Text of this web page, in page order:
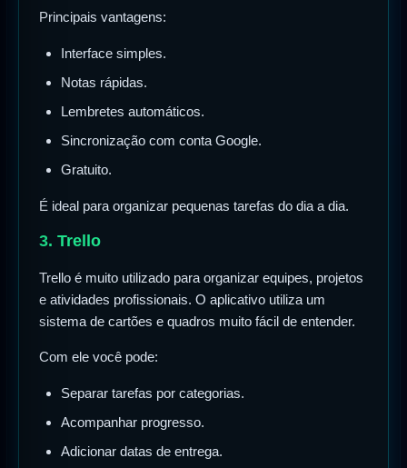
Principais vantagens:
Interface simples.
Notas rápidas.
Lembretes automáticos.
Sincronização com conta Google.
Gratuito.
É ideal para organizar pequenas tarefas do dia a dia.
3. Trello
Trello é muito utilizado para organizar equipes, projetos
e atividades profissionais. O aplicativo utiliza um
sistema de cartões e quadros muito fácil de entender.
Com ele você pode:
Separar tarefas por categorias.
Acompanhar progresso.
Adicionar datas de entrega.